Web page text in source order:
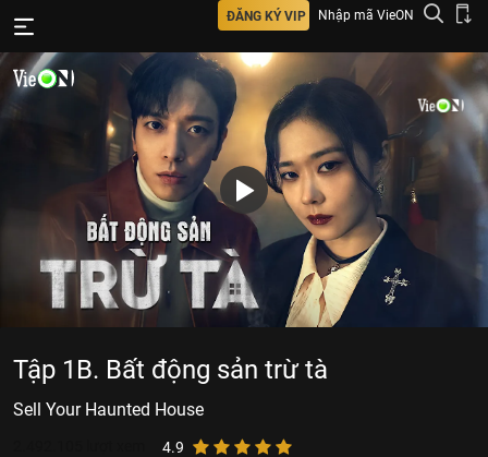
ĐĂNG KÝ VIP Nhập mã VieON
Tập 1B. Bất động sản trừ tà
Sell Your Haunted House
4.9